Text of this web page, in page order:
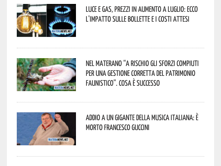
Luce e gas, prezzi in aumento a luglio: ecco
l’impatto sulle bollette e i costi attesi
Nel materano “a rischio gli sforzi compiuti
per una gestione corretta del patrimonio
faunistico”. Cosa è successo
Addio a un gigante della musica italiana: è
morto Francesco Guccini